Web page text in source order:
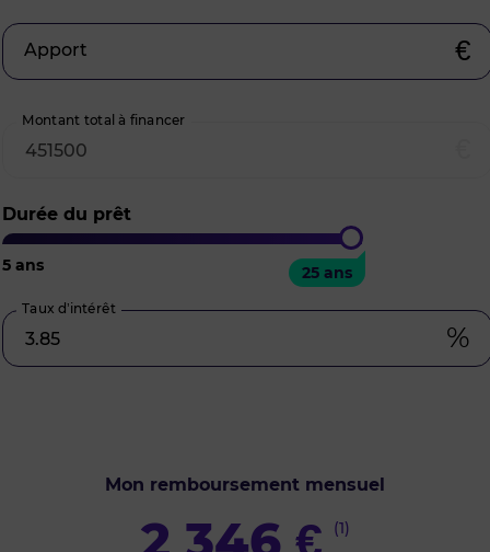
Apport €
Montant total à financer
Durée du prêt
5 ans 25ans
25 ans
Taux d’intérêt
%
Mon remboursement mensuel
(1)